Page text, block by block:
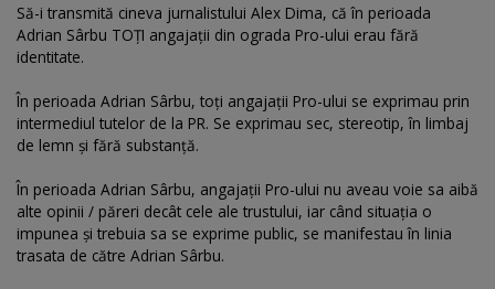
Să-i transmită cineva jurnalistului Alex Dima, că în perioada
Adrian Sârbu TOȚI angajații din ograda Pro-ului erau fără
identitate.
În perioada Adrian Sârbu, toți angajații Pro-ului se exprimau prin
intermediul tutelor de la PR. Se exprimau sec, stereotip, în limbaj
de lemn și fără substanță.
În perioada Adrian Sârbu, angajații Pro-ului nu aveau voie sa aibă
alte opinii / păreri decât cele ale trustului, iar când situația o
impunea și trebuia sa se exprime public, se manifestau în linia
trasata de către Adrian Sârbu.